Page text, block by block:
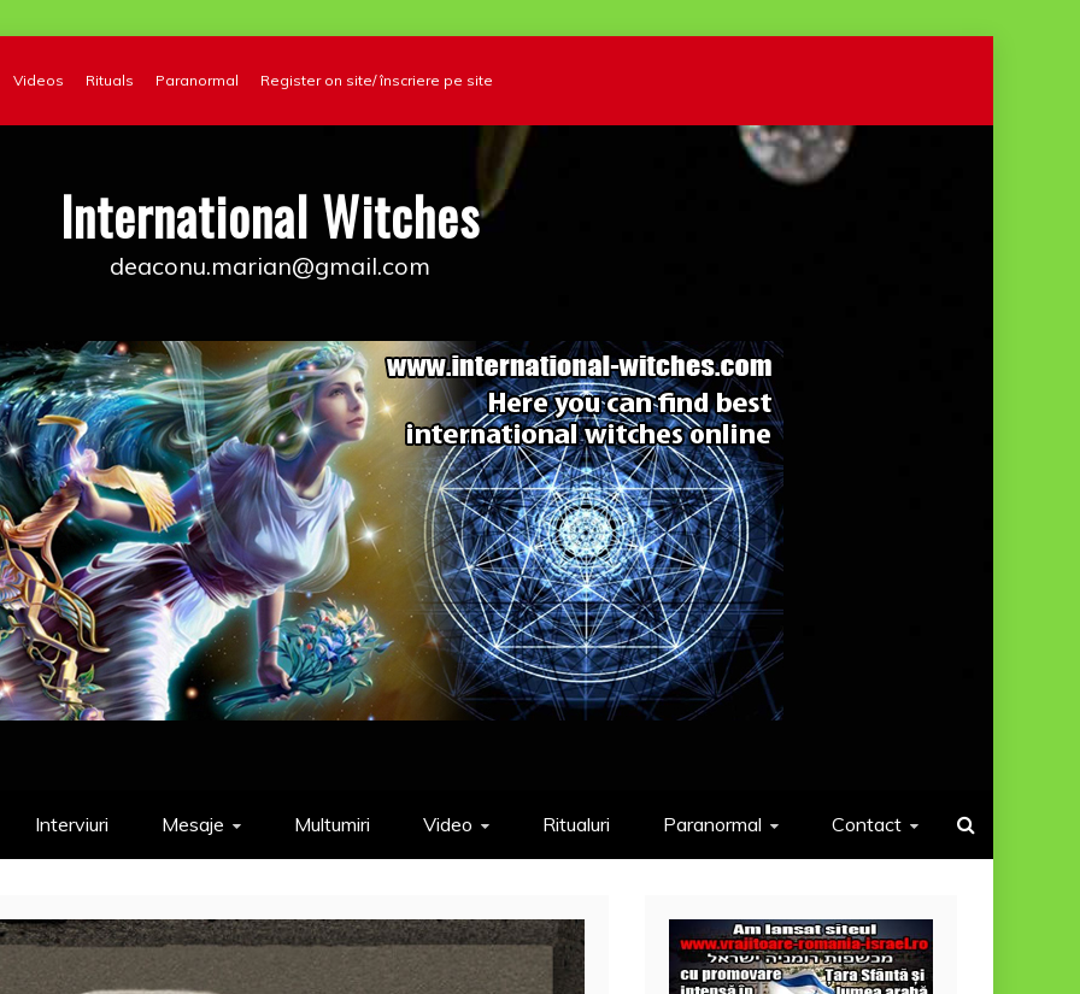
Videos Rituals Paranormal
Register on site/ înscriere pe site
International Witches
deaconu.marian@gmail.com
Interviuri Mesaje Multumiri Video Ritualuri Paranormal Contact